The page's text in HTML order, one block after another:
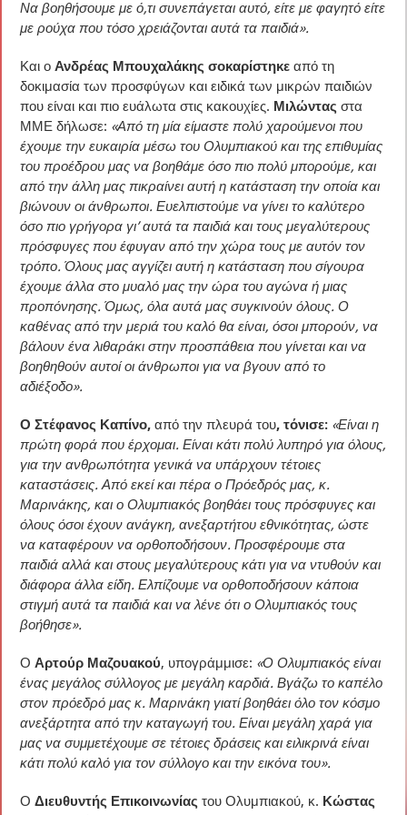
Να βοηθήσουμε με ό,τι συνεπάγεται αυτό, είτε με φαγητό είτε
με ρούχα που τόσο χρειάζονται αυτά τα παιδιά».
Και οΑνδρέας Μπουχαλάκης σοκαρίστηκεαπό τη
δοκιμασία των προσφύγων και ειδικά των μικρών παιδιών
που είναι και πιο ευάλωτα στις κακουχίες. Μιλώνταςστα
ΜΜΕ δήλωσε: «Από τη μία είμαστε πολύ χαρούμενοι που
έχουμε την ευκαιρία μέσω του Ολυμπιακού και της επιθυμίας
του προέδρου μας να βοηθάμε όσο πιο πολύ μπορούμε, και
από την άλλη μας πικραίνει αυτή η κατάσταση την οποία και
βιώνουν οι άνθρωποι. Ευελπιστούμε να γίνει το καλύτερο
όσο πιο γρήγορα γι’ αυτά τα παιδιά και τους μεγαλύτερους
πρόσφυγες που έφυγαν από την χώρα τους με αυτόν τον
τρόπο. Όλους μας αγγίζει αυτή η κατάσταση που σίγουρα
έχουμε άλλα στο μυαλό μας την ώρα του αγώνα ή μιας
προπόνησης. Όμως, όλα αυτά μας συγκινούν όλους. Ο
καθένας από την μεριά του καλό θα είναι, όσοι μπορούν, να
βάλουν ένα λιθαράκι στην προσπάθεια που γίνεται και να
βοηθηθούν αυτοί οι άνθρωποι για να βγουν από το
αδιέξοδο».
Ο Στέφανος Καπίνο,από την πλευρά του, τόνισε: «Είναι η
πρώτη φορά που έρχομαι. Είναι κάτι πολύ λυπηρό για όλους,
για την ανθρωπότητα γενικά να υπάρχουν τέτοιες
καταστάσεις. Από εκεί και πέρα ο Πρόεδρός μας, κ.
Μαρινάκης, και ο Ολυμπιακός βοηθάει τους πρόσφυγες και
όλους όσοι έχουν ανάγκη, ανεξαρτήτου εθνικότητας, ώστε
να καταφέρουν να ορθοποδήσουν. Προσφέρουμε στα
παιδιά αλλά και στους μεγαλύτερους κάτι για να ντυθούν και
διάφορα άλλα είδη. Ελπίζουμε να ορθοποδήσουν κάποια
στιγμή αυτά τα παιδιά και να λένε ότι ο Ολυμπιακός τους
βοήθησε».
ΟΑρτούρ Μαζουακού, υπογράμμισε: «Ο Ολυμπιακός είναι
ένας μεγάλος σύλλογος με μεγάλη καρδιά. Βγάζω το καπέλο
στον πρόεδρό μας κ. Μαρινάκη γιατί βοηθάει όλο τον κόσμο
ανεξάρτητα από την καταγωγή του. Είναι μεγάλη χαρά για
μας να συμμετέχουμε σε τέτοιες δράσεις και ειλικρινά είναι
κάτι πολύ καλό για τον σύλλογο και την εικόνα του».
ΟΔιευθυντής Επικοινωνίας του Ολυμπιακού, κ. Κώστας